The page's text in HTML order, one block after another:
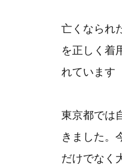
亡くなられ
を正しく着
れています
東京都では
きました。
だけでなく